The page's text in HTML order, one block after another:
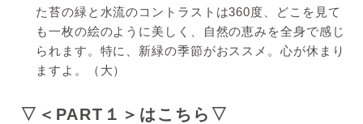
た苔の緑と水流のコントラストは360度、どこを見て
も一枚の絵のように美しく、自然の恵みを全身で感じ
られます。特に、新緑の季節がおススメ。心が休まり
ますよ。（大）
▽＜PART１＞はこちら▽